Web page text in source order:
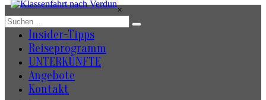
Zum
Inhalt
springen
×
Insider-Tipps
Reiseprogramm
UNTERKÜNFTE
Angebote
Kontakt